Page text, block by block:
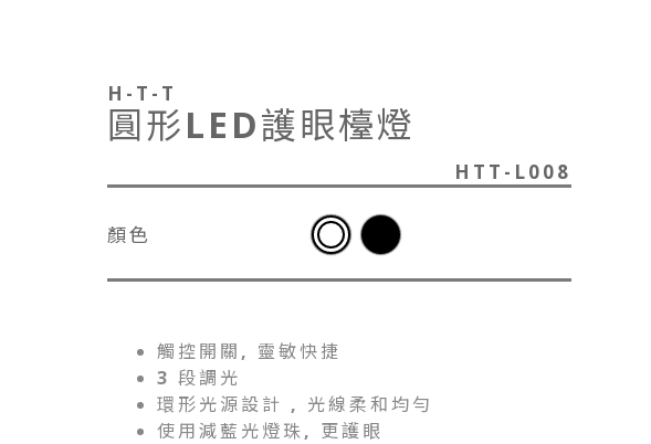
H-T-T
圓形LED護眼檯燈
HTT-L008
顏色
觸控開關, 靈敏快捷
3 段調光
環形光源設計 , 光線柔和均勻
使用減藍光燈珠, 更護眼